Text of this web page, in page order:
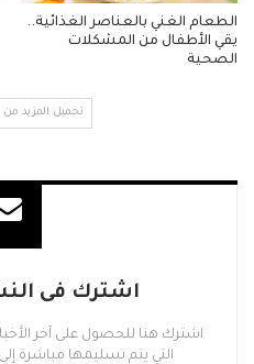
الطعام الغني بالعناصر الغذائية..
يقي الأطفال من المشكلات
الصحية
تحميل المزيد
اشترك فى
اشترك هنا للحصول على آخر
التي يتم تسليمها مباشرة